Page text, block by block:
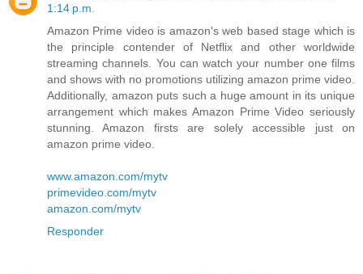
1:14 p.m.
Amazon Prime video is amazon's web based stage which is
the principle contender of Netflix and other worldwide
streaming channels. You can watch your number one films
and shows with no promotions utilizing amazon prime video.
Additionally, amazon puts such a huge amount in its unique
arrangement which makes Amazon Prime Video seriously
stunning. Amazon firsts are solely accessible just on
amazon prime video.
www.amazon.com/mytv
primevideo.com/mytv
amazon.com/mytv
Responder